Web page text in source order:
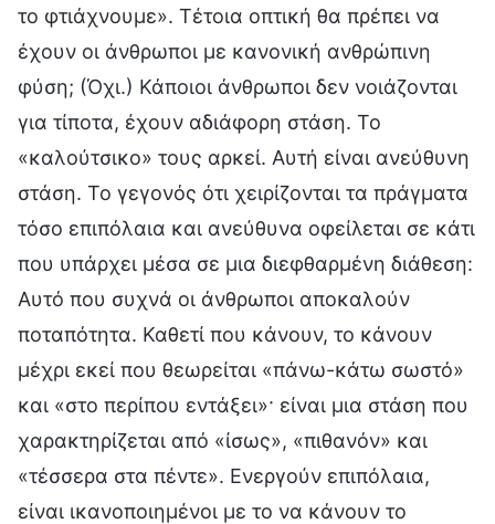
το φτιάχνουμε». Τέτοια οπτική θα πρέπει να
έχουν οι άνθρωποι με κανονική ανθρώπινη
φύση; (Όχι.) Κάποιοι άνθρωποι δεν νοιάζονται
για τίποτα, έχουν αδιάφορη στάση. Το
«καλούτσικο» τους αρκεί. Αυτή είναι ανεύθυνη
στάση. Το γεγονός ότι χειρίζονται τα πράγματα
τόσο επιπόλαια και ανεύθυνα οφείλεται σε κάτι
που υπάρχει μέσα σε μια διεφθαρμένη διάθεση:
Αυτό που συχνά οι άνθρωποι αποκαλούν
ποταπότητα. Καθετί που κάνουν, το κάνουν
μέχρι εκεί που θεωρείται «πάνω-κάτω σωστό»
και «στο περίπου εντάξει»· είναι μια στάση που
χαρακτηρίζεται από «ίσως», «πιθανόν» και
«τέσσερα στα πέντε». Ενεργούν επιπόλαια,
είναι ικανοποιημένοι με το να κάνουν το